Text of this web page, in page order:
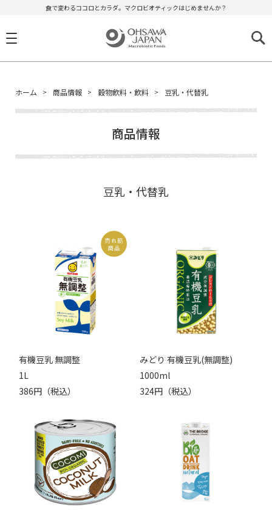
食で変わるココロとカラダ。マクロビオティックはじめませんか？
ホーム 商品情報 穀物飲料・飲料 豆乳・代替乳
商品情報
豆乳・代替乳
有機豆乳 無調整
1L
386円（税込）
みどり 有機豆乳(無調整)
1000ml
324円（税込）